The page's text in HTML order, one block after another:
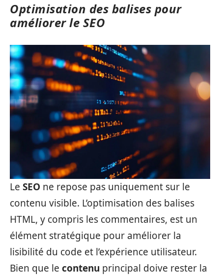
Optimisation des balises pour
améliorer le SEO
Le SEO ne repose pas uniquement sur le
contenu visible. L’optimisation des balises
HTML, y compris les commentaires, est un
élément stratégique pour améliorer la
lisibilité du code et l’expérience utilisateur.
Bien que le contenu principal doive rester la